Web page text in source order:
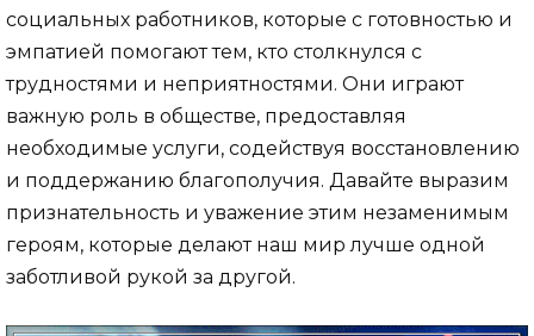
социальных работников, которые с готовностью и
эмпатией помогают тем, кто столкнулся с
трудностями и неприятностями. Они играют
важную роль в обществе, предоставляя
необходимые услуги, содействуя восстановлению
и поддержанию благополучия. Давайте выразим
признательность и уважение этим незаменимым
героям, которые делают наш мир лучше одной
заботливой рукой за другой.